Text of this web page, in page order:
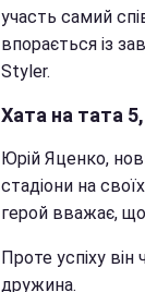
участь самий
впорається із
Styler.
Хата на тата
Юрій Яценко,
стадіони на
герой вважає, що
Проте успіху
дружина.